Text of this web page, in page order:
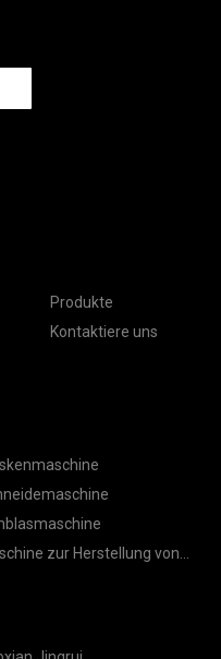
Produkte
Kontaktiere uns
zur Herstellung von